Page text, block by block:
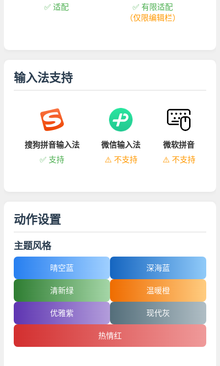
✅ 适配
✅ 有限适配
（仅限编辑栏）
输入法支持
搜狗拼音输入法
✅ 支持
微信输入法
⚠️ 不支持
微软拼音
⚠️ 不支持
动作设置
主题风格
晴空蓝 深海蓝
清新绿 温暖橙
优雅紫 现代灰
热情红